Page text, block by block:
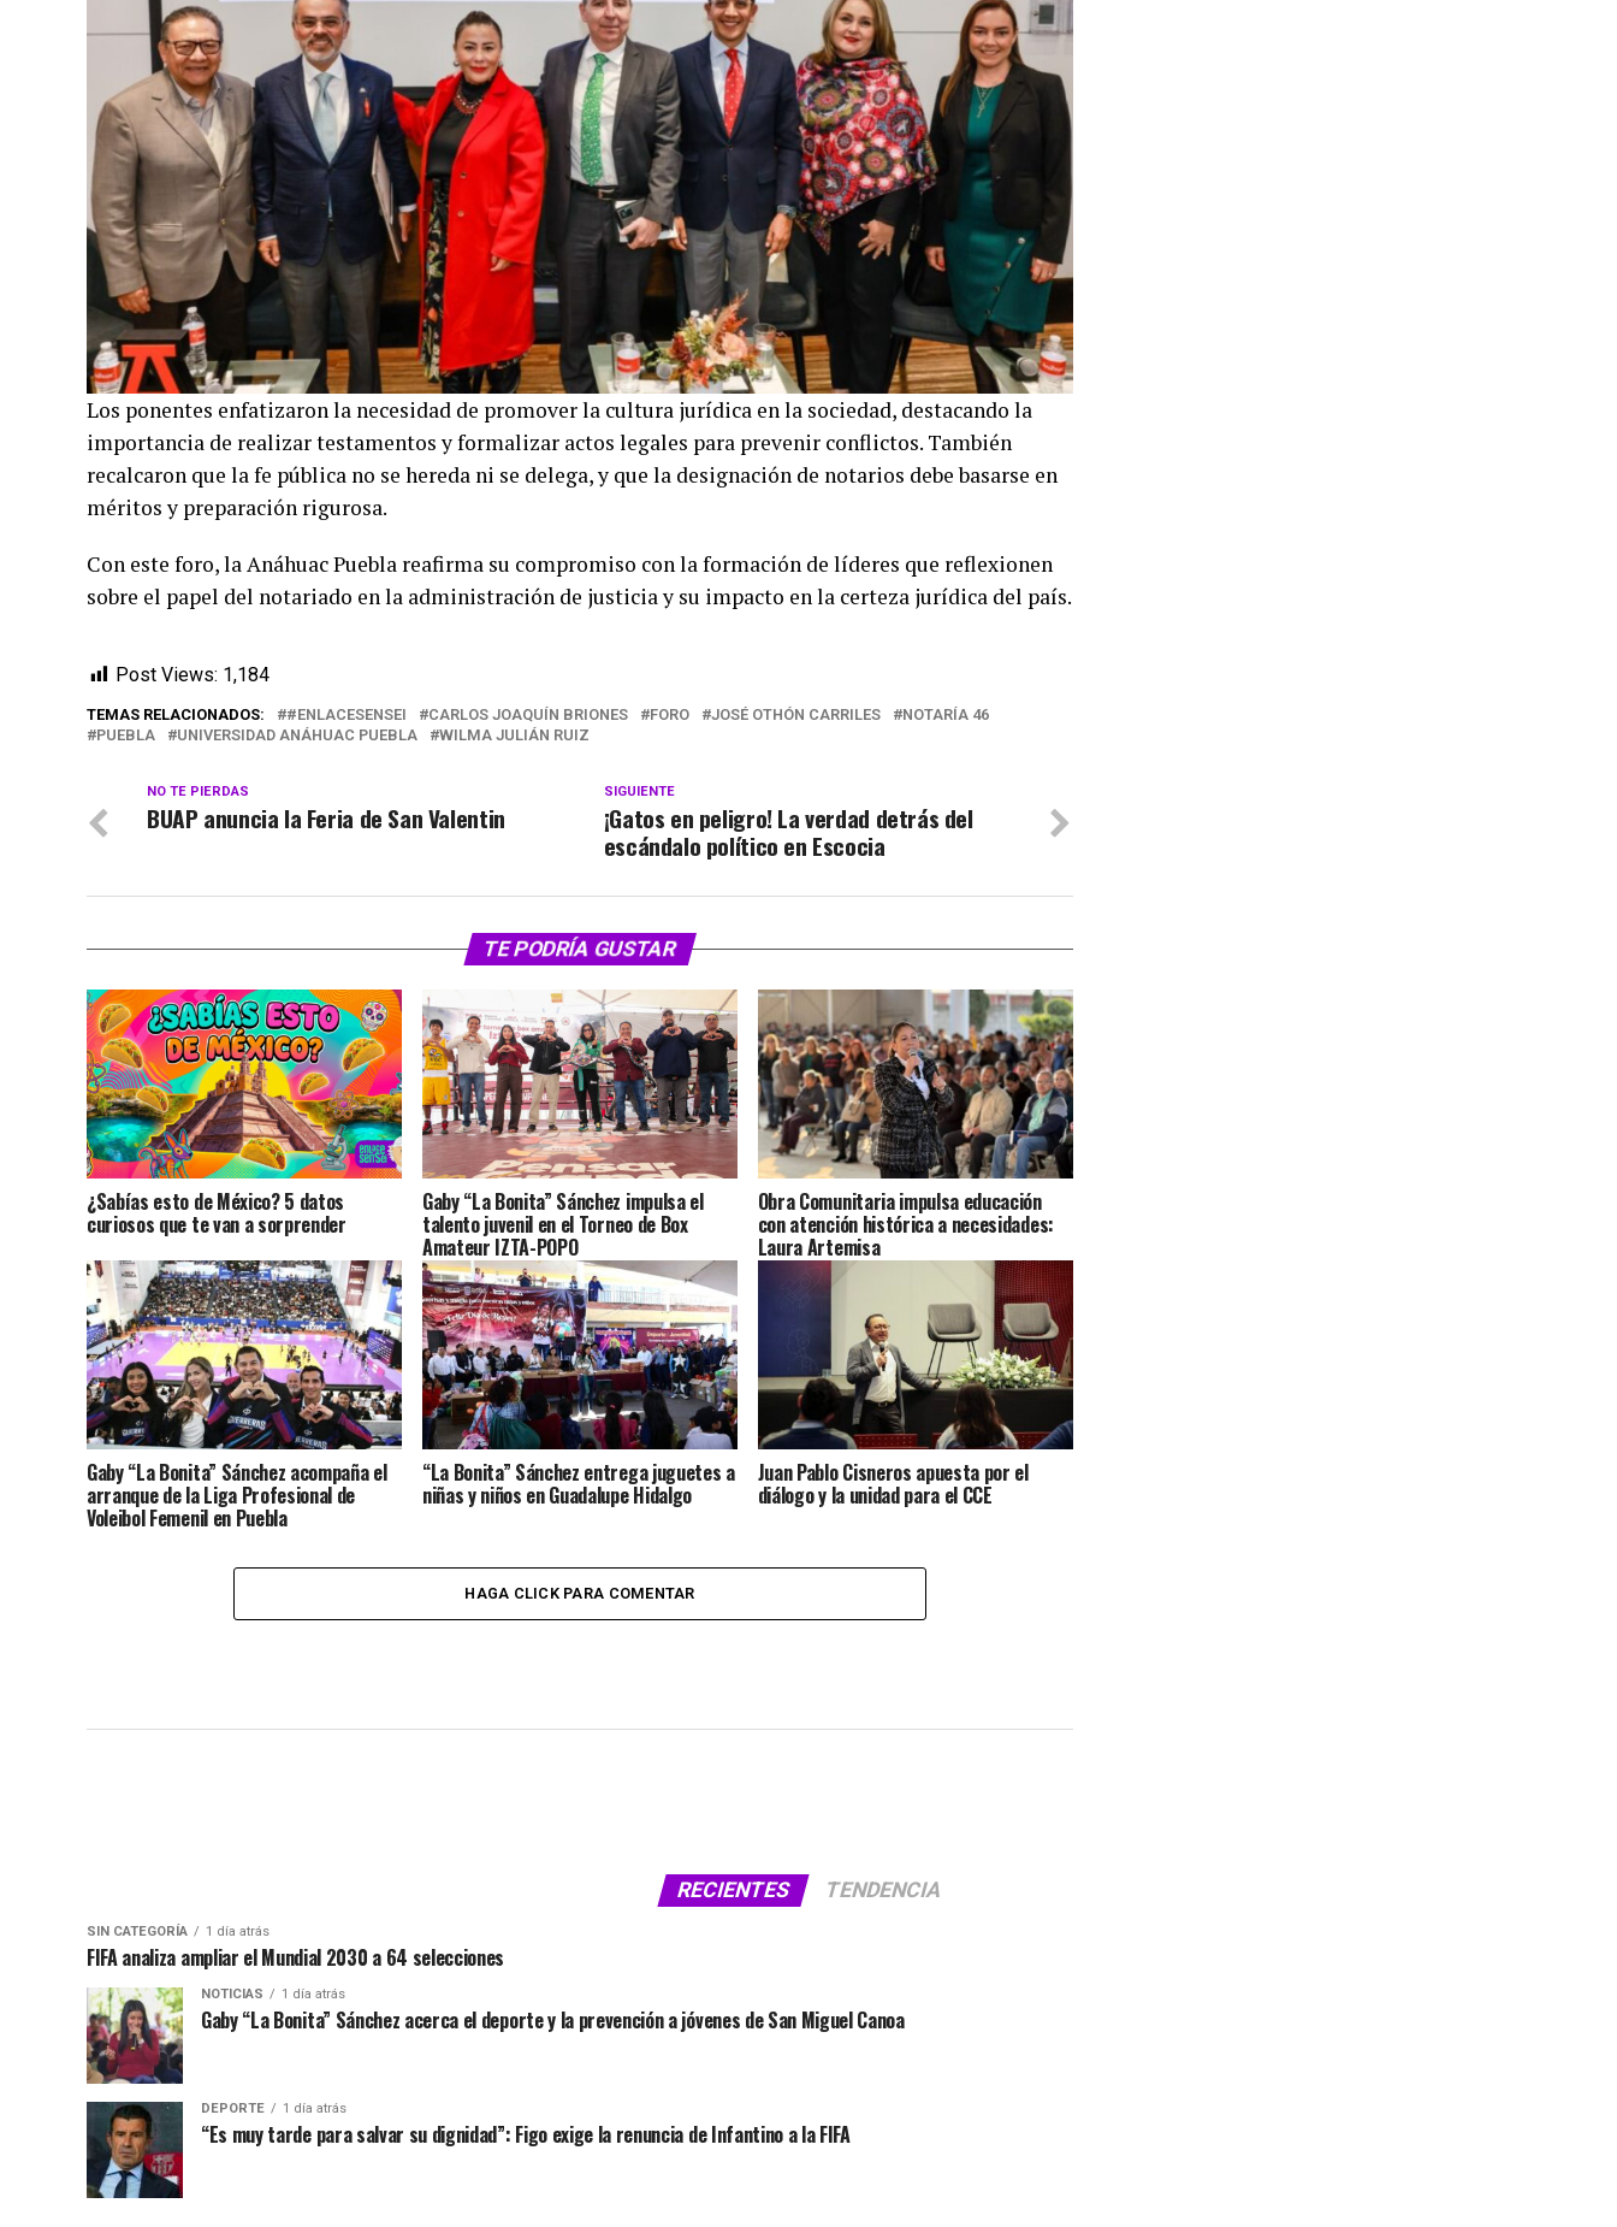
Los ponentes enfatizaron la necesidad de promover la cultura jurídica en la sociedad, destacando la
importancia de realizar testamentos y formalizar actos legales para prevenir conflictos. También
recalcaron que la fe pública no se hereda ni se delega, y que la designación de notarios debe basarse en
méritos y preparación rigurosa.
Con este foro, la Anáhuac Puebla reafirma su compromiso con la formación de líderes que reflexionen
sobre el papel del notariado en la administración de justicia y su impacto en la certeza jurídica del país.
Post Views: 1,184
TEMAS RELACIONADOS: #ENLACESENSEI CARLOS JOAQUÍN BRIONES FORO JOSÉ OTHÓN CARRILES
NOTARÍA 46
PUEBLA
UNIVERSIDAD ANÁHUAC PUEBLA WILMA JULIÁN RUIZ
SIGUIENTE
¡Gatos en peligro! La verdad detrás del
escándalo político en Escocia
NO TE PIERDAS
BUAP anuncia la Feria de San Valentin
TE PODRÍA GUSTAR
¿Sabías esto de México? 5 datos
curiosos que te van a sorprender
Gaby “La Bonita” Sánchez impulsa el
talento juvenil en el Torneo de Box
Amateur IZTA-POPO
Obra Comunitaria impulsa educación
con atención histórica a necesidades:
Laura Artemisa
Gaby “La Bonita” Sánchez acompaña el
arranque de la Liga Profesional de
Voleibol Femenil en Puebla
“La Bonita” Sánchez entrega juguetes a
niñas y niños en Guadalupe Hidalgo
Juan Pablo Cisneros apuesta por el
diálogo y la unidad para el CCE
HAGA CLICK PARA COMENTAR
RECIENTES TENDENCIA
SIN CATEGORÍA 1 día atrás
FIFA analiza ampliar el Mundial 2030 a 64 selecciones
NOTICIAS 1 día atrás
Gaby “La Bonita” Sánchez acerca el deporte y la prevención a jóvenes de San Miguel Canoa
DEPORTE 1 día atrás
“Es muy tarde para salvar su dignidad”: Figo exige la renuncia de Infantino a la FIFA